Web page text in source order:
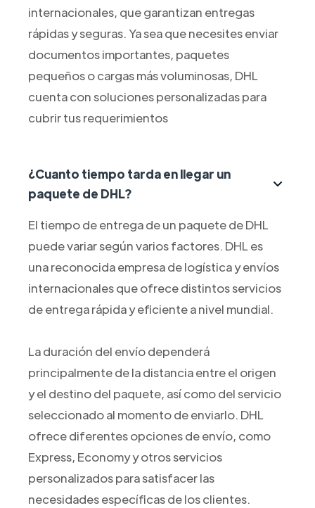
internacionales, que garantizan entregas
rápidas y seguras. Ya sea que necesites enviar
documentos importantes, paquetes
pequeños o cargas más voluminosas, DHL
cuenta con soluciones personalizadas para
cubrir tus requerimientos
¿Cuanto tiempo tarda en llegar un
paquete de DHL?
El tiempo de entrega de un paquete de DHL
puede variar según varios factores. DHL es
una reconocida empresa de logística y envíos
internacionales que ofrece distintos servicios
de entrega rápida y eficiente a nivel mundial.
La duración del envío dependerá
principalmente de la distancia entre el origen
y el destino del paquete, así como del servicio
seleccionado al momento de enviarlo. DHL
ofrece diferentes opciones de envío, como
Express, Economy y otros servicios
personalizados para satisfacer las
necesidades específicas de los clientes.